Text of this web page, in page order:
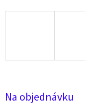
Na objednávku